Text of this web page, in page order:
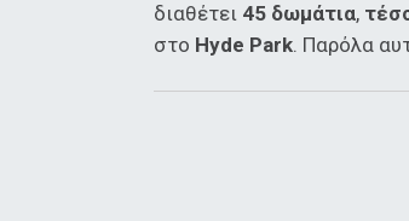
διαθέτει 45 δωμάτια,
στο Hyde Park. Παρόλα